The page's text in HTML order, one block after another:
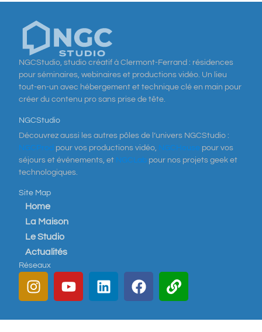
NGCStudio, studio créatif à Clermont-Ferrand : résidences
pour séminaires, webinaires et productions vidéo. Un lieu
tout-en-un avec hébergement et technique clé en main pour
créer du contenu pro sans prise de tête.
NGCStudio
Découvrez aussi les autres pôles de l’univers NGCStudio :
NGCProd pour vos productions vidéo, NGCHouse pour vos
séjours et événements, et NGCLab pour nos projets geek et
technologiques.
Site Map
Home
La Maison
Le Studio
Actualités
Réseaux